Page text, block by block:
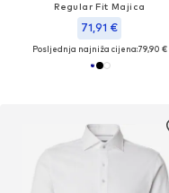
Regular Fit Majica
71,91 €
Posljednja najniža cijena:79,90 €